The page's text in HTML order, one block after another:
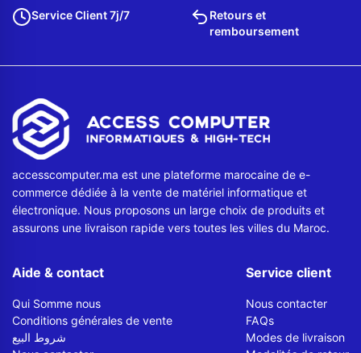
Service Client 7j/7
Retours et
remboursement
accesscomputer.ma est une plateforme marocaine de e-
commerce dédiée à la vente de matériel informatique et
électronique. Nous proposons un large choix de produits et
assurons une livraison rapide vers toutes les villes du Maroc.
Aide & contact
Qui Somme nous
Conditions générales de vente
شروط البيع
Service client
Nous contacter
FAQs
Modes de livraison